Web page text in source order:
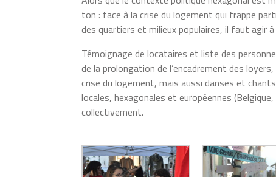
ton : face à la crise du logement qui frappe
des quartiers et milieux populaires, il faut agir
Témoignage de locataires et liste des
de la prolongation de l’encadrement des
crise du logement, mais aussi danses et
locales, hexagonales et européennes
collectivement.